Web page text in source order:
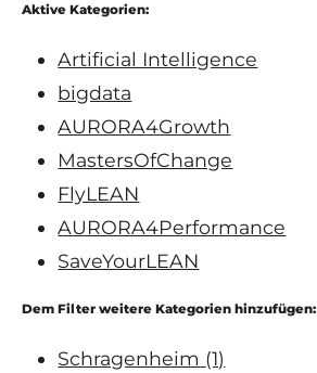
Aktive Kategorien:
Artificial Intelligence
bigdata
AURORA4Growth
MastersOfChange
FlyLEAN
AURORA4Performance
SaveYourLEAN
Dem Filter weitere Kategorien hinzufügen:
Schragenheim (1)